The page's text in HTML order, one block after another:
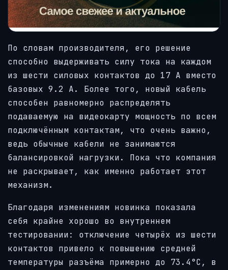
По словам производителя, его решение
способно выдерживать силу тока на каждом
из шести силовых контактов до 17 А вместо
базовых 9.2 А. Более того, новый кабель
способен равномерно распределять
подаваемую на видеокарту мощность по всем
подключённым контактам, что очень важно,
ведь обычные кабели не занимаются
балансировкой нагрузки. Пока что компания
не раскрывает, как именно работает этот
механизм.
Благодаря изменениям новинка показала
себя крайне хорошо во внутреннем
тестировании: отключение четырёх из шести
контактов привело к повышению средней
температуры разъёма примерно до 73.4°C, в